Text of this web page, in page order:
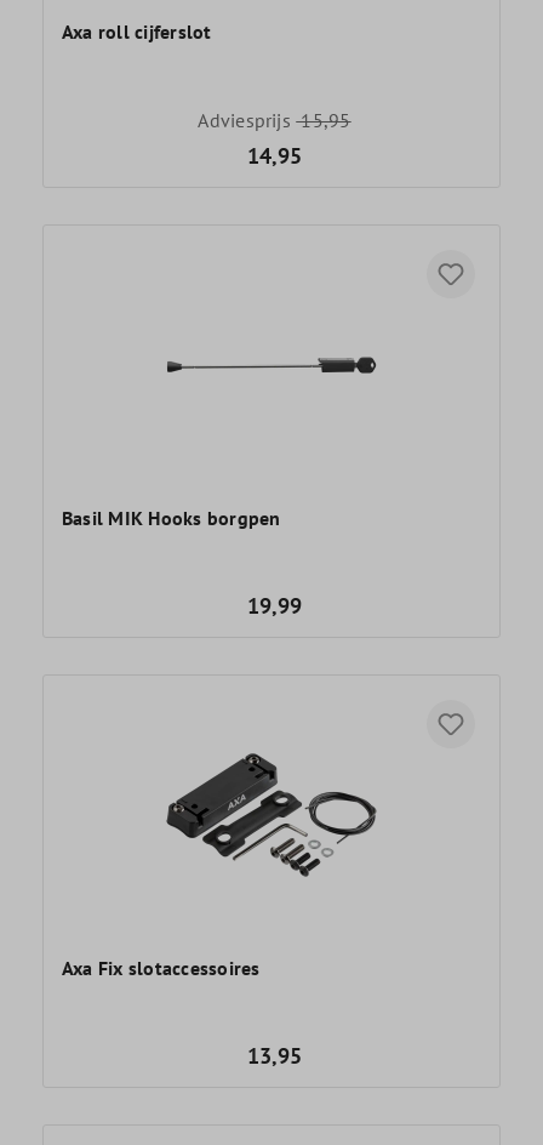
Axa roll cijferslot
Adviesprijs15,95
14,95
Basil MIK Hooks borgpen
19,99
Axa Fix slotaccessoires
13,95